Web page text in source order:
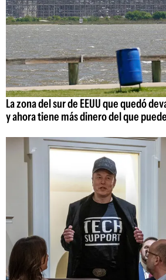
La zona del sur de EEUU que quedó
y ahora tiene más dinero del que